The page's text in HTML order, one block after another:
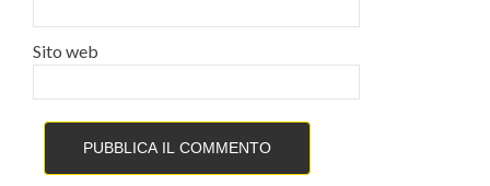
Sito web